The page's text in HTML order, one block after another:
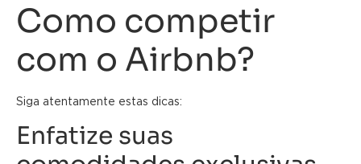
Como competir
com o Airbnb?
Siga atentamente estas dicas:
Enfatize suas